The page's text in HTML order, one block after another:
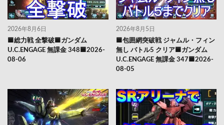
2026年8月6日
🟦総力戦 全撃破🟦ガンダム
U.C.ENGAGE 無課金 348🟦2026-
08-06
2026年8月5日
🟦包囲網突破戦 ジャムル・フィン
無し バトル5 クリア🟦ガンダム
U.C.ENGAGE 無課金 347🟦2026-
08-05